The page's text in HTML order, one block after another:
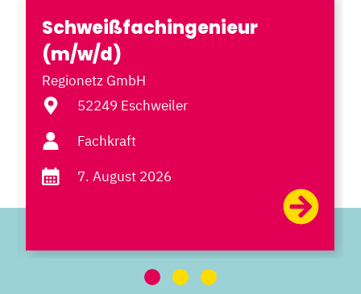
Schweißfachingenieur
(m/w/d)
Regionetz GmbH
52249 Eschweiler
Fachkraft
7. August 2026